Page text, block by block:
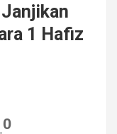
1 Hafiz
0